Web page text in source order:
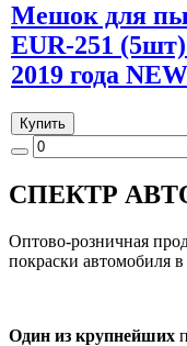
Мешок для
EUR-251
2019 года NEW
Купить
СПЕКТР
Оптово-розничная
покраски автомобиля
Один из крупнейших